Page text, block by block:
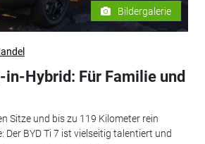
Bildergalerie
in-Hybrid: Für Familie und
Sitze und bis zu 119 Kilometer rein
Der BYD Ti 7 ist vielseitig talentiert und